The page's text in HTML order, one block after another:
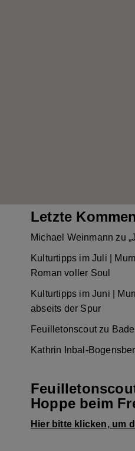
Letzte
Michael Weinmann zu
Kulturtipps im Juli |
Roman voller Soul
Kulturtipps im Juni |
abseits der Spur
Feuilletonscoutzu
Kathrin Inbal-
Hoppe beim
Hier bitte klicken, um